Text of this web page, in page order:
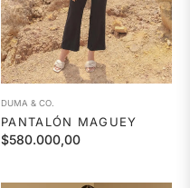
DUMA & CO.
PANTALÓN MAGUEY
Precio
$580.000,00